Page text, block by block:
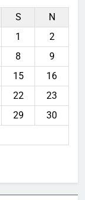
S
N
1
2
8
9
15
16
22
23
29
30